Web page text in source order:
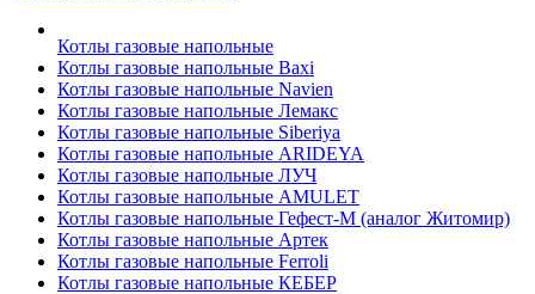
Котлы газовые напольные
Котлы газовые напольные Baxi
Котлы газовые напольные Navien
Котлы газовые напольные Лемакс
Котлы газовые напольные Siberiya
Котлы газовые напольные ARIDEYA
Котлы газовые напольные ЛУЧ
Котлы газовые напольные AMULET
Котлы газовые напольные Гефест-М (аналог Житомир)
Котлы газовые напольные Артек
Котлы газовые напольные Ferroli
Котлы газовые напольные КЕБЕР